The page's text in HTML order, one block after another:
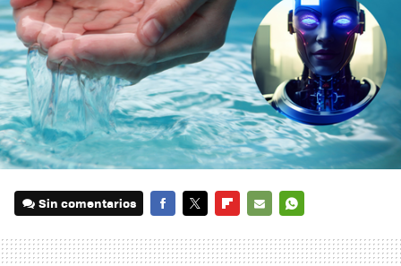
Sin comentarios
MAIL